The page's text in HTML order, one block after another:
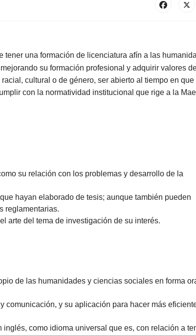
tener una formación de licenciatura afín a las
su formación profesional y adquirir valores
cultural o de género, ser abierto al tiempo en que
con la normatividad institucional que rige a la
su relación con los problemas y desarrollo de la
hayan elaborado de tesis; aunque también pueden
reglamentarias.
arte del tema de investigación de su interés.
de las humanidades y ciencias sociales en forma
comunicación, y su aplicación para hacer más
como idioma universal que es, con relación a